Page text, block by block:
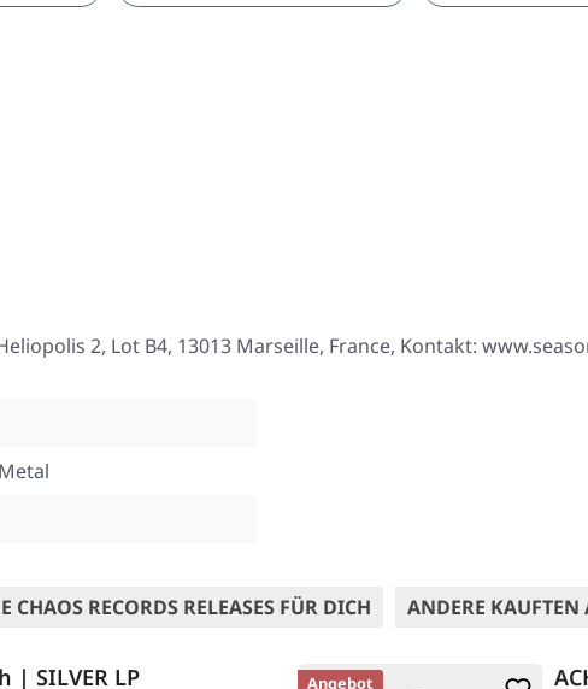
2, Lot B4, 13013 Marseille, France, Kontakt:
CHAOS RECORDS RELEASES FÜR DICH ANDERE KAUFTEN
| SILVER LP Angebot